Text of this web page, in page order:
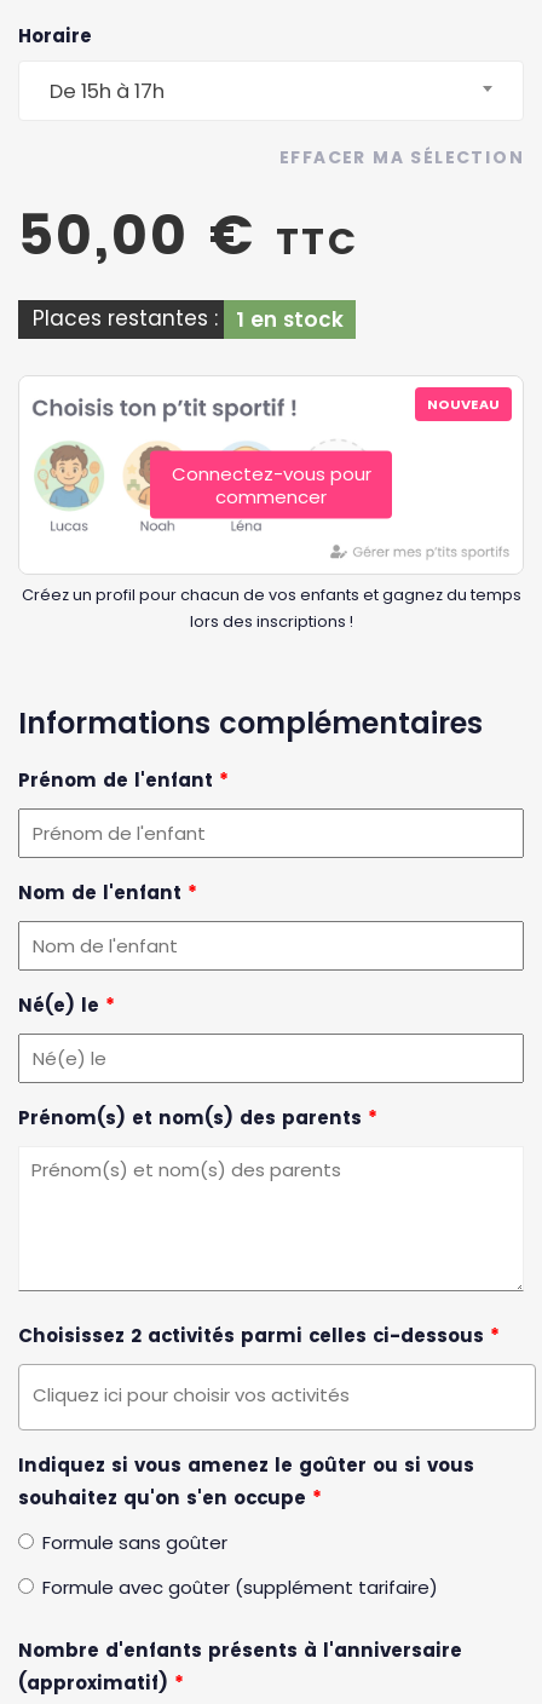
Horaire
De 15h à 17h
EFFACER MA SÉLECTION
50,00 € TTC
Places restantes : 1 en stock
NOUVEAU
Connectez-vous pour
commencer
Créez un profil pour chacun de vos enfants et gagnez du temps
lors des inscriptions !
Informations complémentaires
Prénom de l'enfant *
Nom de l'enfant *
Né(e) le *
Prénom(s) et nom(s) des parents *
Choisissez 2 activités parmi celles ci-dessous *
Indiquez si vous amenez le goûter ou si vous
souhaitez qu'on s'en occupe *
Formule sans goûter
Formule avec goûter (supplément tarifaire)
Nombre d'enfants présents à l'anniversaire
(approximatif) *